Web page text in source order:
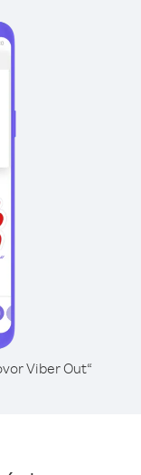
Viber Out“